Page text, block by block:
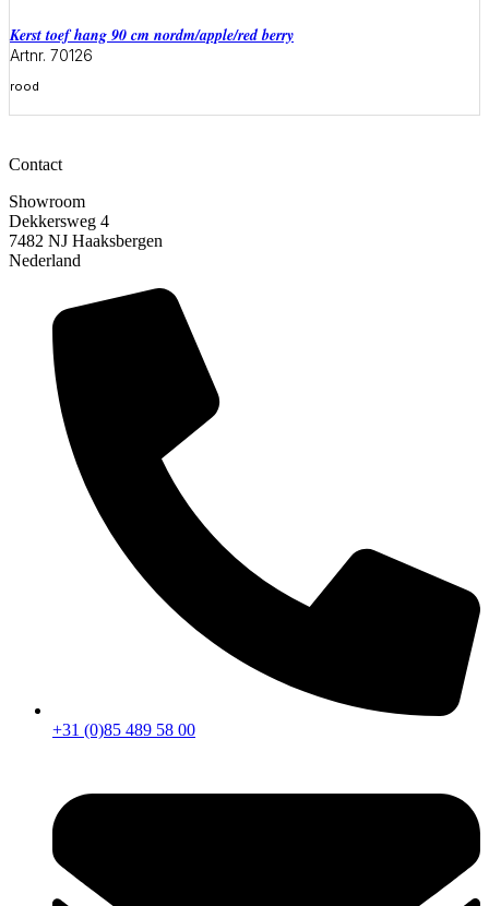
Kerst toef hang 90 cm nordm/apple/red berry
Artnr. 70126
rood
Contact
Showroom
Dekkersweg 4
7482 NJ Haaksbergen
Nederland
+31 (0)85 489 58 00